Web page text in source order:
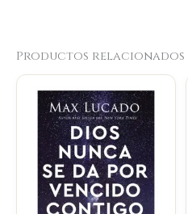
Productos relacionados
price
was:
$70.400.
Current
price
$66.880.